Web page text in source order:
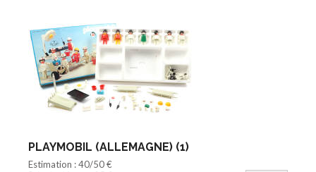
PLAYMOBIL (ALLEMAGNE) (1)
Estimation : 40/50 €